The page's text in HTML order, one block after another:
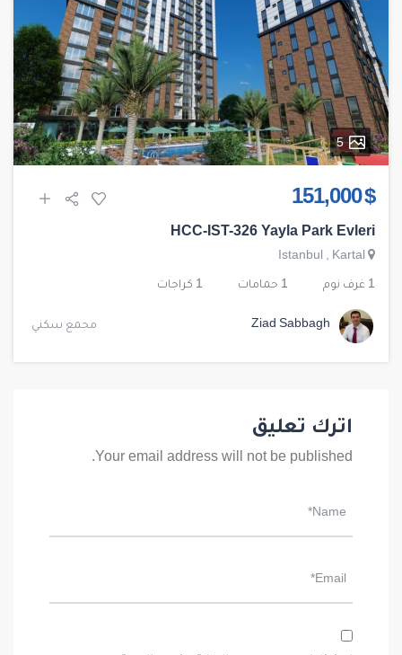
5
$ 151,000
HCC-IST-326 Yayla Park Evleri
Istanbul , Kartal
1 غرف نوم 1 حمامات 1 كراجات
Ziad Sabbagh مجمع سكني
اترك تعليق
Your email address will not be published.